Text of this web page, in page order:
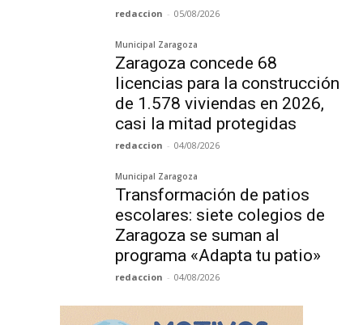
redaccion - 05/08/2026
Municipal Zaragoza
Zaragoza concede 68
licencias para la construcción
de 1.578 viviendas en 2026,
casi la mitad protegidas
redaccion - 04/08/2026
Municipal Zaragoza
Transformación de patios
escolares: siete colegios de
Zaragoza se suman al
programa «Adapta tu patio»
redaccion - 04/08/2026